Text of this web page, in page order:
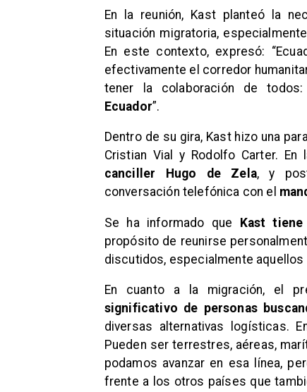
En la reunión, Kast planteó la
situación migratoria,
En este contexto, expresó:
efectivamente el corredor
tener la colaboración de todos:
Ecuador”.
Dentro de su gira, Kast hizo una
Cristian Vial y Rodolfo Carter.
canciller Hugo de Zela, y
conversación telefónica con el
Se ha informado que Kast
propósito de reunirse
discutidos, especialmente
En cuanto a la migración, el
significativo de personas
diversas alternativas logísticas.
Pueden ser terrestres, aéreas,
podamos avanzar en esa línea,
frente a los otros países que